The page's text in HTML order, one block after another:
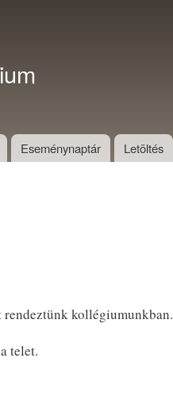
Eseménynaptár Letöltés
rendeztünk kollégiumunkban.
telet.